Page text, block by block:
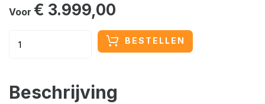
Voor € 3.999,00
BESTELLEN
Beschrijving